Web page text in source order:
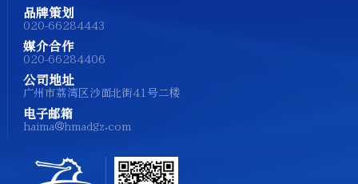
品牌策划
020-66284443
媒介合作
020-66284406
公司地址
广州市荔湾区沙面北街41号二楼
电子邮箱
haima@hmadgz.com